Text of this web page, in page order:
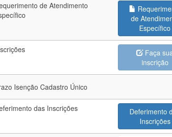
de Atendimento
de
Específico
Faça
inscrição
Isenção Cadastro Único
das Inscrições
Deferimento
Inscrições